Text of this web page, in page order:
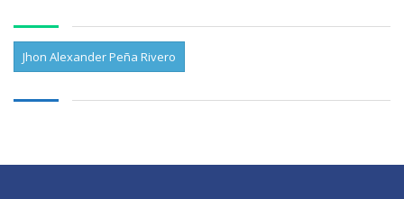
Jhon Alexander Peña Rivero